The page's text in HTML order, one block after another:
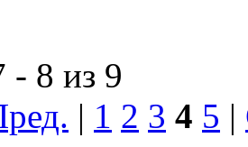
- 8 из 9
| 1 2 3 4 5 |